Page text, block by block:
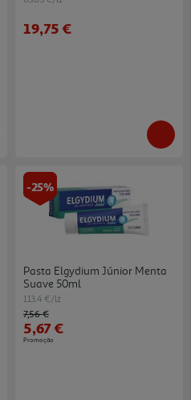
19,75 €
-25%
Pasta Elgydium Júnior Menta
Suave 50ml
113.4 €/Lt
Price reduced from
7,56 €to
5,67 €
Promoção